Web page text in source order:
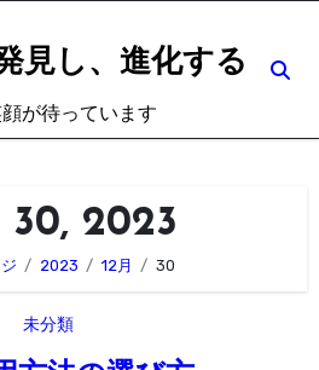
見し、進化する
が待っています
30, 2023
2023 12月 30
未分類